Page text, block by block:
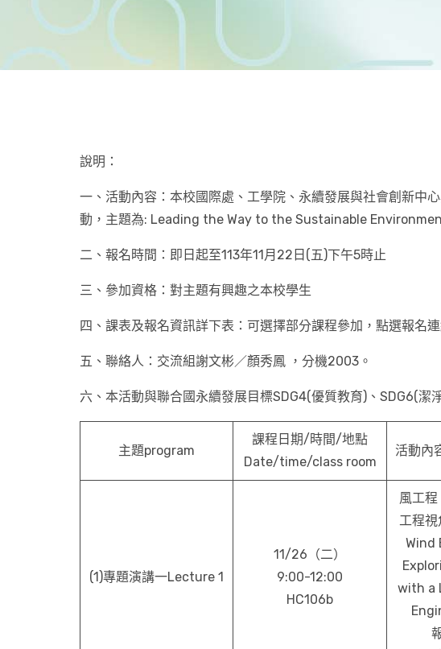
說明：
一、活動內容：本校國際處、工學院、永續發展與社會創新中
動，主題為: Leading the Way to the Sustainable
二、報名時間：即日起至113年11月22日(五)下午5時止
三、參加資格：對主題有興趣之本校學生
四、課表及報名資訊詳下表：可選擇部分課程參加，點選報名
五、聯絡人：交流組謝文彬／顏秀鳳 ，分機2003。
六、本活動與聯合國永續發展目標SDG4(優質教育)、SDG6(潔
主題program
課程日期/時間/地點
Date/time/class room
活動內
(1)專題演講一Lecture 1
11/26（二）
9:00-12:00
HC106b
風工
工程視
Wind
with a